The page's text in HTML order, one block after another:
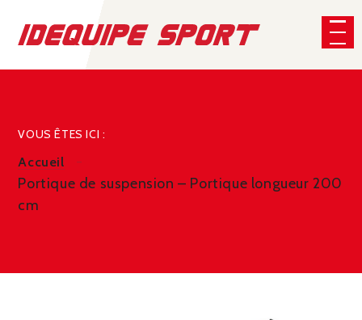
VOUS ÊTES ICI :
Accueil
Portique de suspension – Portique longueur 200
cm